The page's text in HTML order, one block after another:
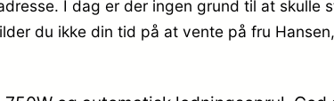
I dag er der ingen grund til at skulle
du ikke din tid på at vente på fru